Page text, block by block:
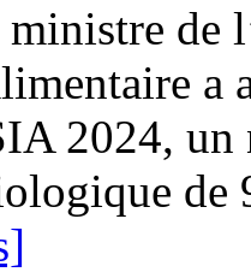
ministre de
a
2024,
de